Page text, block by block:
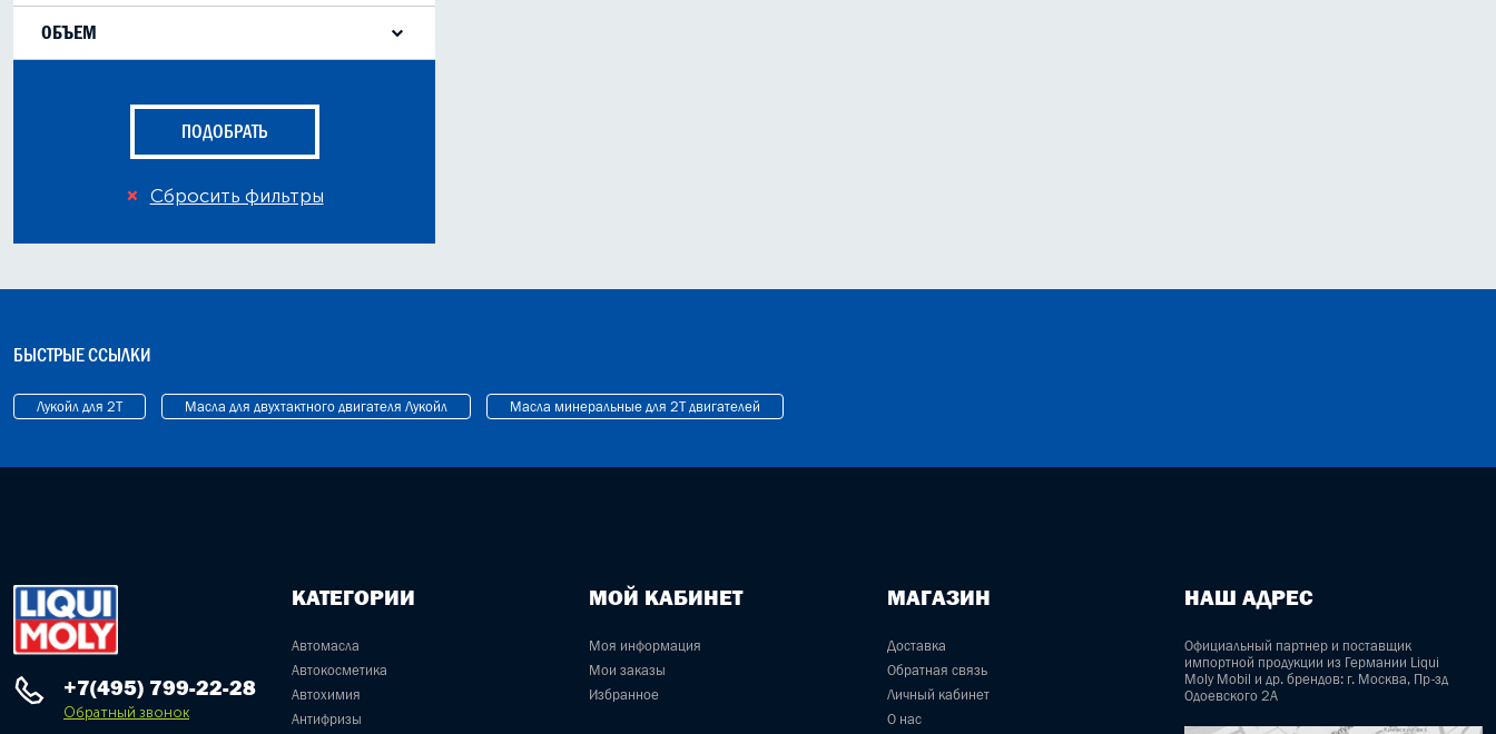
ОБЪЕМ
ПОДОБРАТЬ
Сбросить фильтры
БЫСТРЫЕ ССЫЛКИ
Лукойл для 2Т Масла для двухтактного двигателя Лукойл Масла минеральные для 2Т двигателей
+7(495) 799-22-28
Обратный звонок
КАТЕГОРИИ
Автомасла
Автокосметика
Автохимия
Антифризы
МОЙ КАБИНЕТ
Моя информация
Мои заказы
Избранное
МАГАЗИН
Доставка
Обратная связь
Личный кабинет
О нас
НАШ АДРЕС
Официальный партнер и поставщик
импортной продукции из Германии Liqui
Moly Mobil и др. брендов: г. Москва, Пр-зд
Одоевского 2А